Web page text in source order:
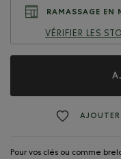
RAMASSAGE EN
VÉRIFIER LES
Pour vos clés ou comme